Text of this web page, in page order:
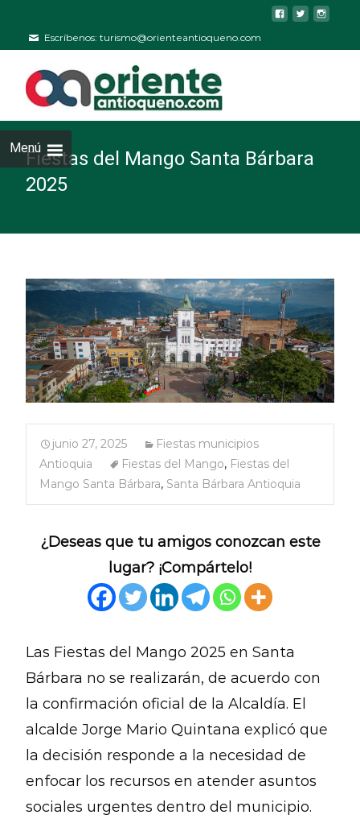
Escríbenos: turismo@orienteantioqueno.com
MenúFiestas del Mango Santa Bárbara
2025
junio 27, 2025
Fiestas municipios
Antioquia
Fiestas del Mango, Fiestas del
Mango Santa Bárbara, Santa Bárbara Antioquia
¿Deseas que tu amigos conozcan este
lugar? ¡Compártelo!
Las Fiestas del Mango 2025 en Santa
Bárbara no se realizarán, de acuerdo con
la confirmación oficial de la Alcaldía. El
alcalde Jorge Mario Quintana explicó que
la decisión responde a la necesidad de
enfocar los recursos en atender asuntos
sociales urgentes dentro del municipio.